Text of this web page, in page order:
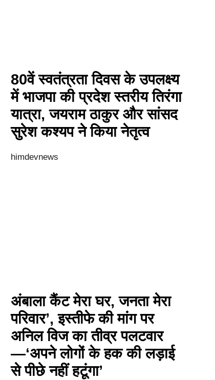
80वें स्वतंत्रता दिवस के उपलक्ष्य
में भाजपा की प्रदेश स्तरीय तिरंगा
यात्रा, जयराम ठाकुर और सांसद
सुरेश कश्यप ने किया नेतृत्व
himdevnews
अंबाला कैंट मेरा घर, जनता मेरा
परिवार’, इस्तीफे की मांग पर
अनिल विज का तीव्र पलटवार
—‘अपने लोगों के हक की लड़ाई
से पीछे नहीं हटूंगा’